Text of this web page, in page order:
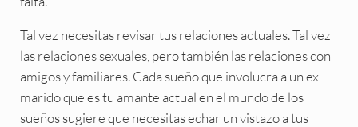
Tal vez necesitas revisar tus relaciones actuales. Tal vez
las relaciones sexuales, pero también las relaciones con
amigos y familiares. Cada sueño que involucra a un ex-
marido que es tu amante actual en el mundo de los
sueños sugiere que necesitas echar un vistazo a tus